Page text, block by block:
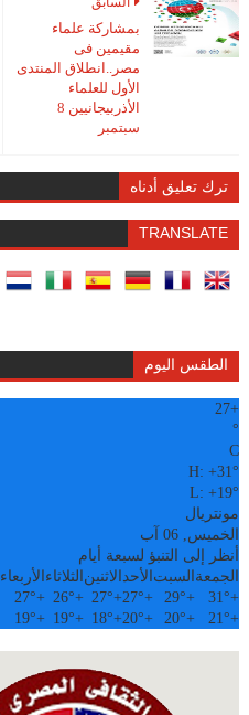
بمشاركة علماء
مقيمين فى
مصر..انطلاق المنتدى
الأول للعلماء
الأذربيجانيين 8
سبتمبر
ترك تعليق أدناه
TRANSLATE
الطقس اليوم
+
27
°
C
H:+31°
L:+19°
مونتريال
الخميس, 06 آب
أنظر إلى التنبؤ لسبعة أيام
الجمعة السبت الأحدالاثنين الثلاثاء الأربعاء
+
31°
+
29°
+
27°
+
27°
+
26°
+
27°
+
21°
+
20°
+
20°
+
18°
+
19°
+
19°